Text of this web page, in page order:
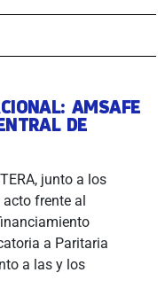
AMSAFE
DE
junto a los
frente al
a Paritaria
a las y los